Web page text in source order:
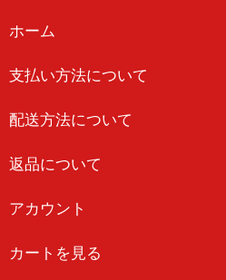
ホーム
支払い方法について
配送方法について
返品について
アカウント
カートを見る